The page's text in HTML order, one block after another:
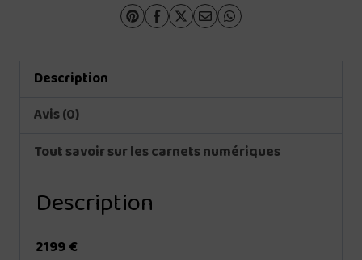
Description
Avis (0)
Tout savoir sur les carnets numériques
Description
2199 €